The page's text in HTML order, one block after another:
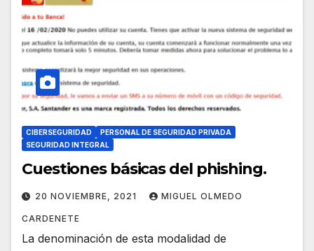
CIBERSEGURIDAD
PERSONAL DE SEGURIDAD PRIVADA
SEGURIDAD INTEGRAL
Cuestiones básicas del phishing.
20 NOVIEMBRE, 2021 MIGUEL OLMEDO
CARDENETE
La denominación de esta modalidad de